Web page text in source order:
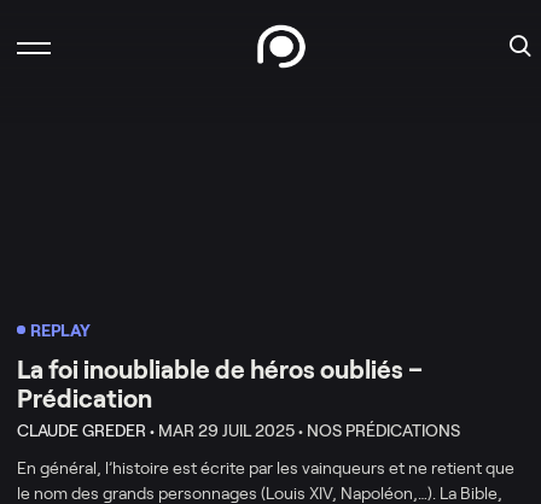
REPLAY
La foi inoubliable de héros oubliés –
Prédication
CLAUDE GREDER • MAR 29 JUIL 2025 • NOS PRÉDICATIONS
En général, l’histoire est écrite par les vainqueurs et ne retient que
le nom des grands personnages (Louis XIV, Napoléon,…). La Bible,